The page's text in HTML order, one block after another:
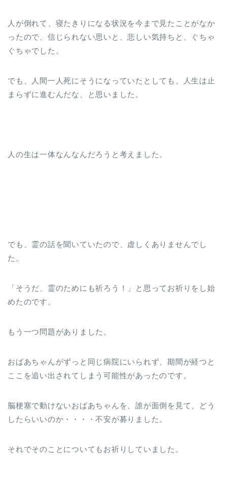
人が倒れて、寝たきりになる状況を今まで見たことがなか
ったので、信じられない思いと、悲しい気持ちと、ぐちゃ
ぐちゃでした。
でも、人間一人死にそうになっていたとしても、人生は止
まらずに進むんだな、と思いました。
人の生は一体なんなんだろうと考えました。
でも、霊の話を聞いていたので、虚しくありませんでし
た。
「そうだ、霊のためにも祈ろう！」と思ってお祈りをし始
めたのです。
もう一つ問題がありました。
おばあちゃんがずっと同じ病院にいられず、期間が経つと
ここを追い出されてしまう可能性があったのです。
脳梗塞で動けないおばあちゃんを、誰が面倒を見て、どう
したらいいのか・・・・不安が募りました。
それでそのことについてもお祈りしていました。